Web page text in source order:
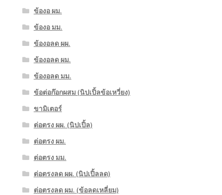
ข้องอ ผม.
ข้องอ มม.
ข้องอลด ผผ.
ข้องอลด ผม.
ข้องอลด มม.
ข้อต่อก๊อกผสม (นิปเปิ้ลข้อเหวี่ยง)
ขามิเตอร์
ต่อตรง ผผ. (นิปเปิ้ล)
ต่อตรง ผม.
ต่อตรง มม.
ต่อตรงลด ผผ. (นิปเปิ้ลลด)
ต่อตรงลด ผม. (ข้อลดเหลี่ยม)